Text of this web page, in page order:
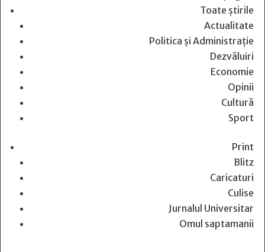
Toate știrile
Actualitate
Politica și Administrație
Dezvăluiri
Economie
Opinii
Cultură
Sport
Print
Blitz
Caricaturi
Culise
Jurnalul Universitar
Omul saptamanii